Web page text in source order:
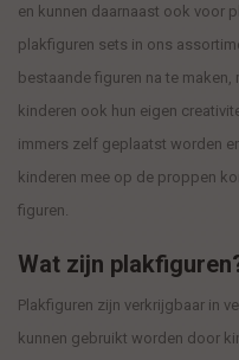
en kunnen daarnaast ook voor
plakfiguren sets in ons
bestaande figuren na te maken,
kinderen ook hun eigen
immers zelf geplaatst worden
kinderen mee op de proppen
figuren.
Wat zijn
Plakfiguren zijn verkrijgbaar in
kunnen gebruikt worden door